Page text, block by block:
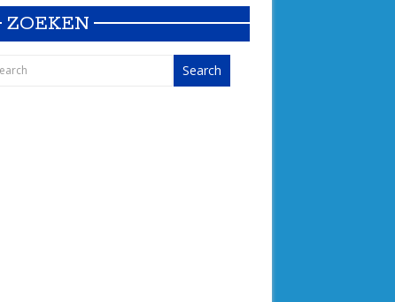
ZOEKEN